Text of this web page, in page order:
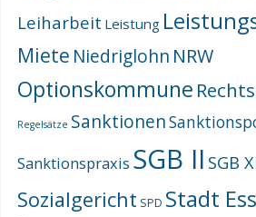
Leiharbeit Leistung
Miete Niedriglohn NRW
Optionskommune
Regelsätze Sanktionen
Sanktionspraxis SGB II SGB
Sozialgericht SPD Stadt